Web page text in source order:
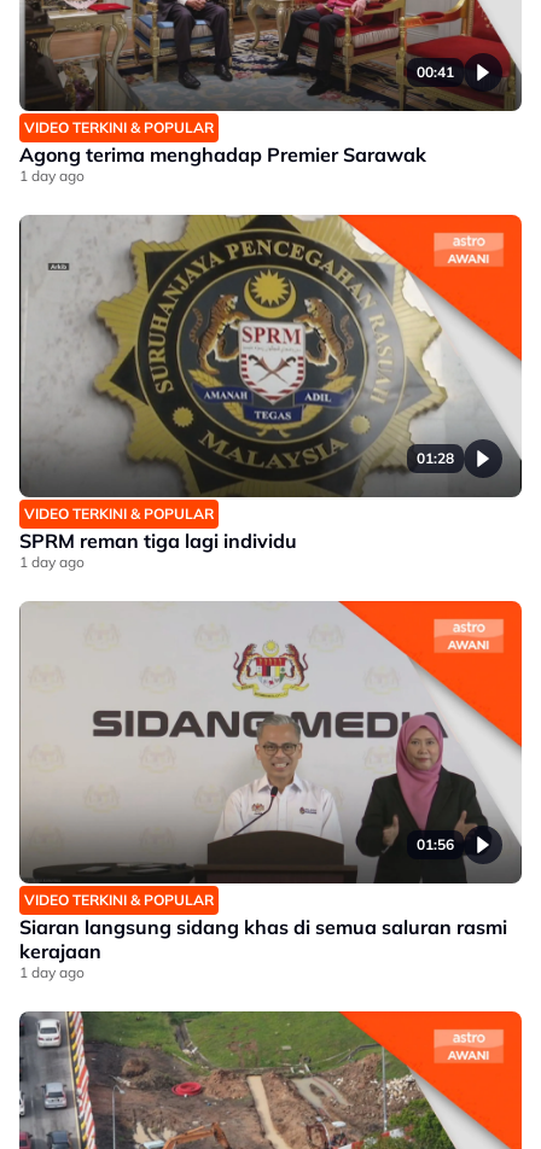
00:41
VIDEO TERKINI & POPULAR
Agong terima menghadap Premier Sarawak
1 day ago
01:28
VIDEO TERKINI & POPULAR
SPRM reman tiga lagi individu
1 day ago
01:56
VIDEO TERKINI & POPULAR
Siaran langsung sidang khas di semua saluran rasmi
kerajaan
1 day ago